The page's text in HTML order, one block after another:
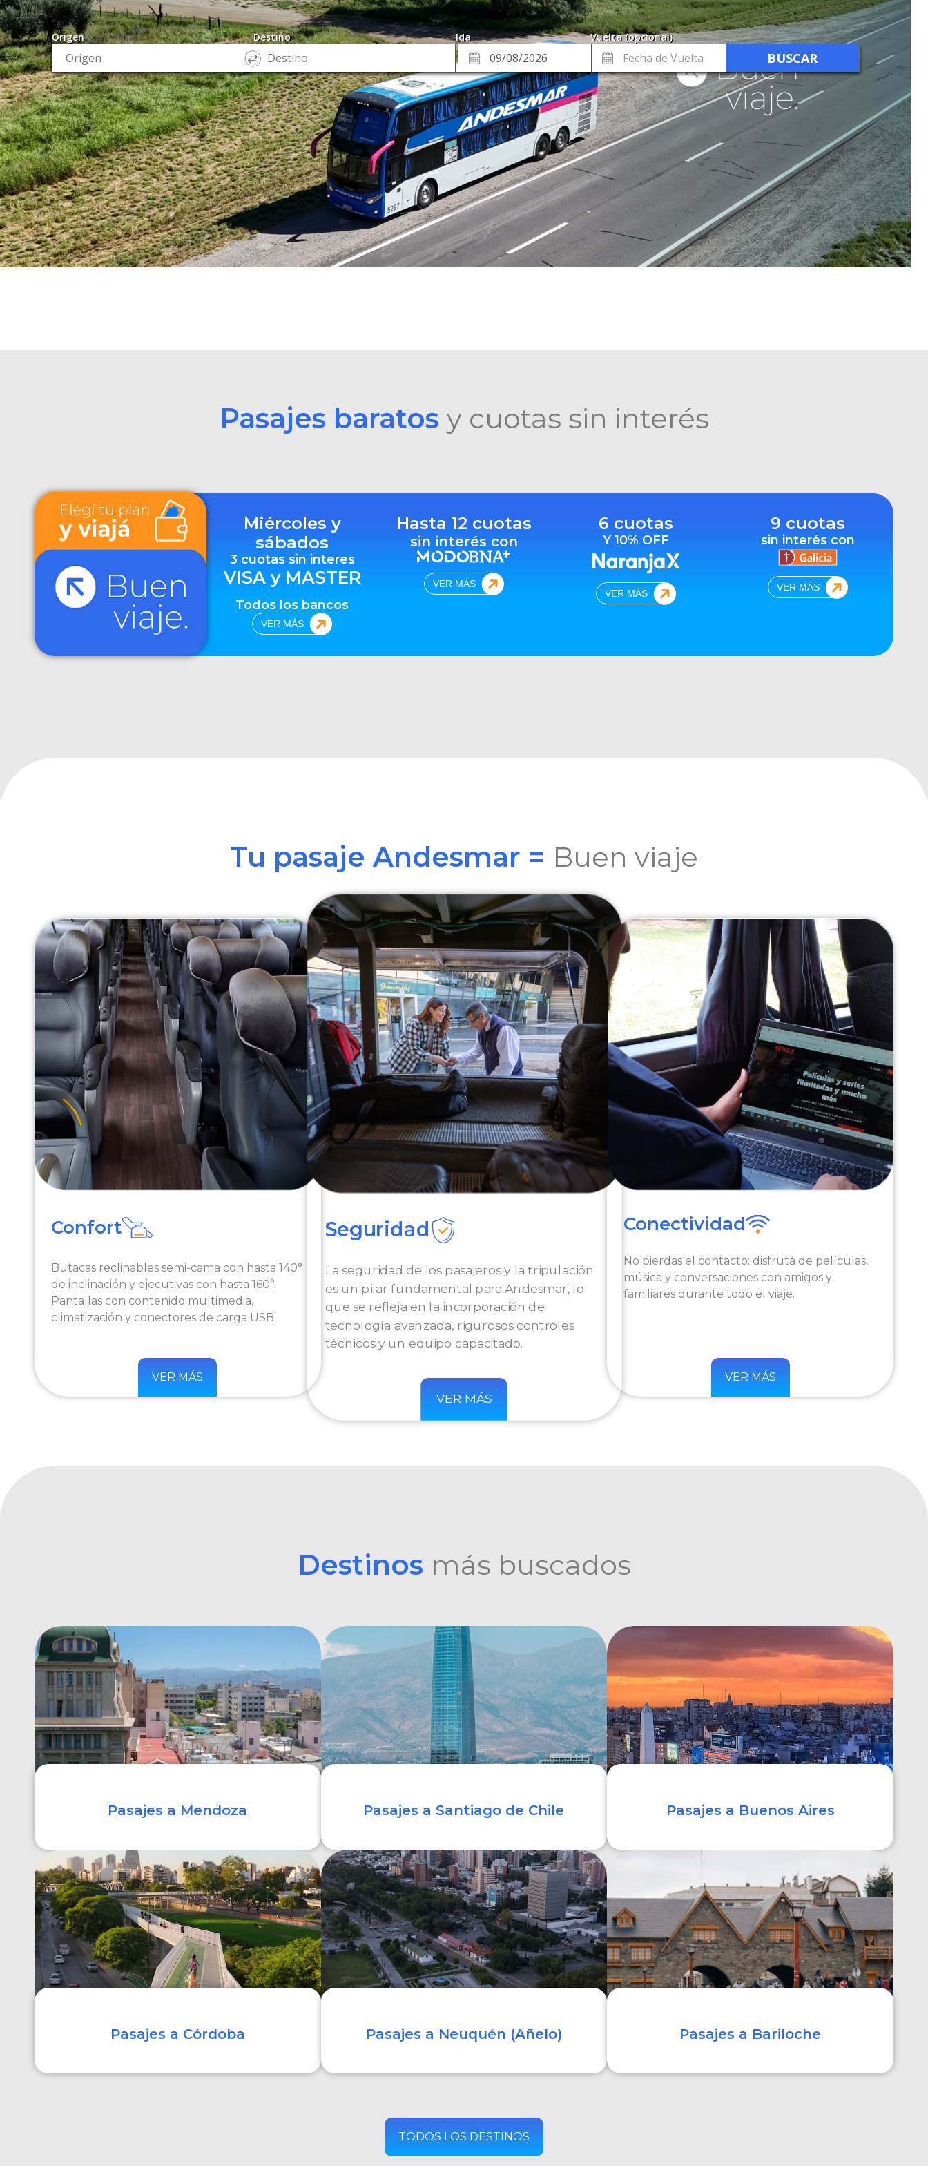
Pasajes baratos y cuotas sin interés
Miércoles y
sábados
3 cuotas sin interes
VISA y MASTER
Todos los bancos
VER MÁS
Hasta 12 cuotas
sin interés con
VER MÁS
6 cuotas
Y 10% OFF
VER MÁS
9 cuotas
sin interés con
VER MÁS
Tu pasaje Andesmar = Buen viaje
Confort
Butacas reclinables semi-cama con hasta 140°
de inclinación y ejecutivas con hasta 160°.
Pantallas con contenido multimedia,
climatización y conectores de carga USB.
VER MÁS
Seguridad
La seguridad de los pasajeros y la tripulación
es un pilar fundamental para Andesmar, lo
que se refleja en la incorporación de
tecnología avanzada, rigurosos controles
técnicos y un equipo capacitado.
VER MÁS
Conectividad
No pierdas el contacto: disfrutá de películas,
música y conversaciones con amigos y
familiares durante todo el viaje.
VER MÁS
Destinos más buscados
Pasajes a Mendoza
COMPRAR
Pasajes a Santiago de Chile
COMPRAR
Pasajes a Buenos Aires
Pasajes a Córdoba Pasajes a Neuquén (Añelo) Pasajes a Bariloche
TODOS LOS DESTINOS